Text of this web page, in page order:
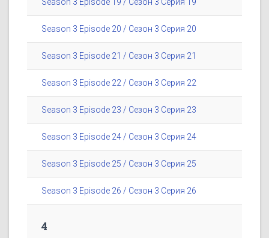
Season 3 Episode 19 / Сезон 3 Серия 19
Season 3 Episode 20 / Сезон 3 Серия 20
Season 3 Episode 21 / Сезон 3 Серия 21
Season 3 Episode 22 / Сезон 3 Серия 22
Season 3 Episode 23 / Сезон 3 Серия 23
Season 3 Episode 24 / Сезон 3 Серия 24
Season 3 Episode 25 / Сезон 3 Серия 25
Season 3 Episode 26 / Сезон 3 Серия 26
4